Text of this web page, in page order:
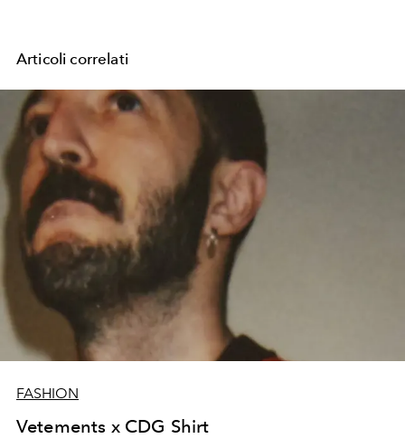
Articoli correlati
FASHION
Vetements x CDG Shirt